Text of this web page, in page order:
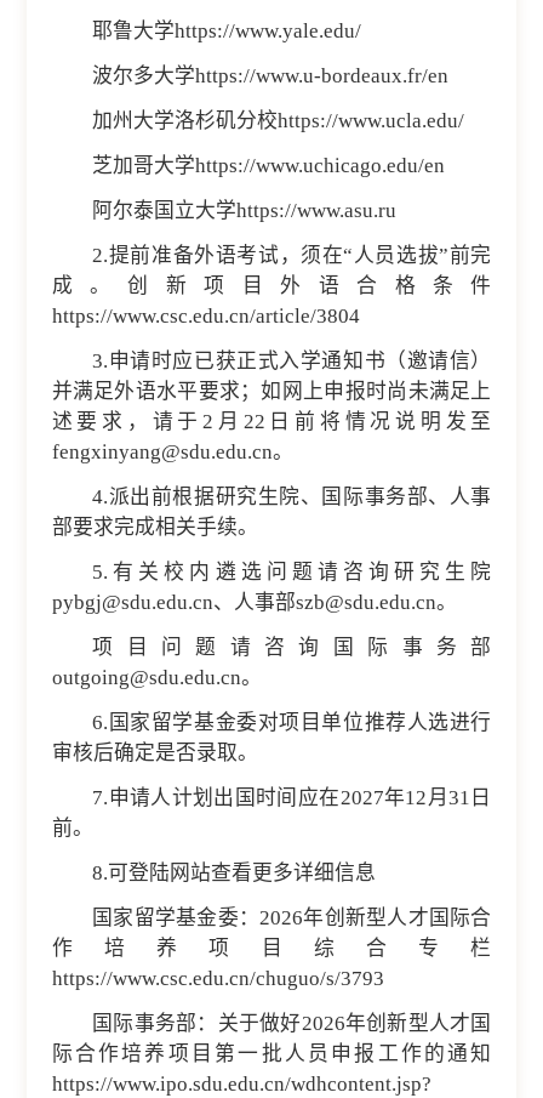
耶鲁大学https://www.yale.edu/
波尔多大学https://www.u-bordeaux.fr/en
加州大学洛杉矶分校https://www.ucla.edu/
芝加哥大学https://www.uchicago.edu/en
阿尔泰国立大学https://www.asu.ru
2.提前准备外语考试，须在“人员选拔”前完
成。创新项目外语合格条件
https://www.csc.edu.cn/article/3804
3.申请时应已获正式入学通知书（邀请信）
并满足外语水平要求；如网上申报时尚未满足上
述要求，请于2月22日前将情况说明发至
fengxinyang@sdu.edu.cn。
4.派出前根据研究生院、国际事务部、人事
部要求完成相关手续。
5.有关校内遴选问题请咨询研究生院
pybgj@sdu.edu.cn、人事部szb@sdu.edu.cn。
项目问题请咨询国际事务部
outgoing@sdu.edu.cn。
6.国家留学基金委对项目单位推荐人选进行
审核后确定是否录取。
7.申请人计划出国时间应在2027年12月31日
前。
8.可登陆网站查看更多详细信息
国家留学基金委：2026年创新型人才国际合
作培养项目综合专栏
https://www.csc.edu.cn/chuguo/s/3793
国际事务部：关于做好2026年创新型人才国
际合作培养项目第一批人员申报工作的通知
https://www.ipo.sdu.edu.cn/wdhcontent.jsp?